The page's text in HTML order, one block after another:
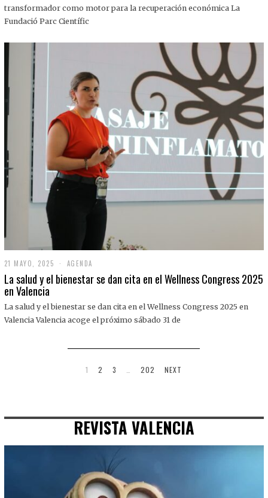
0
2
transformador como motor para la recuperación económica La
Fundació Parc Científic
21 MAYO, 2025
1
M
O
,
AGENDA
La salud y el bienestar se dan cita en el Wellness Congress 2025
en Valencia
La salud y el bienestar se dan cita en el Wellness Congress 2025 en
Valencia Valencia acoge el próximo sábado 31 de
1 2 3 202 NEXT
REVISTA VALENCIA